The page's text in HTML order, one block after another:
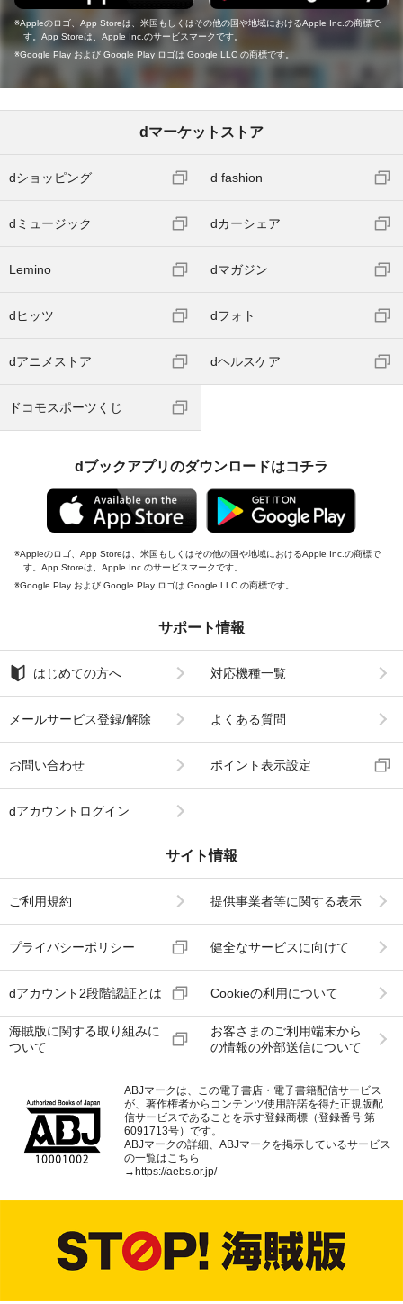
Appleのロゴ、App Storeは、米国もしくはその他の国や地域におけるApple Inc.の商標で
す。App Storeは、Apple Inc.のサービスマークです。
Google Play および Google Play ロゴは Google LLC の商標です。
dマーケットストア
dショッピング d fashion
dミュージック dカーシェア
Lemino dマガジン
dヒッツ dフォト
dアニメストア dヘルスケア
ドコモスポーツくじ
dブックアプリのダウンロードはコチラ
Appleのロゴ、App Storeは、米国もしくはその他の国や地域におけるApple Inc.の商標で
す。App Storeは、Apple Inc.のサービスマークです。
Google Play および Google Play ロゴは Google LLC の商標です。
サポート情報
はじめての方へ 対応機種一覧
メールサービス登録/解除 よくある質問
お問い合わせ ポイント表示設定
dアカウントログイン
サイト情報
ご利用規約 提供事業者等に関する表示
プライバシーポリシー 健全なサービスに向けて
dアカウント2段階認証とは Cookieの利用について
海賊版に関する取り組みに
ついて
お客さまのご利用端末から
の情報の外部送信について
ABJマークは、この電子書店・電子書籍配信サービス
が、著作権者からコンテンツ使用許諾を得た正規版配
信サービスであることを示す登録商標（登録番号 第
6091713号）です。
ABJマークの詳細、ABJマークを掲示しているサービス
の一覧はこちら
→ https://aebs.or.jp/